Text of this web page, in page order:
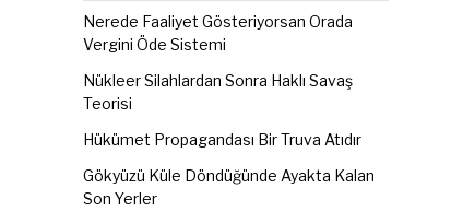
Nerede Faaliyet Gösteriyorsan Orada
Vergini Öde Sistemi
Nükleer Silahlardan Sonra Haklı Savaş
Teorisi
Hükümet Propagandası Bir Truva Atıdır
Gökyüzü Küle Döndüğünde Ayakta Kalan
Son Yerler